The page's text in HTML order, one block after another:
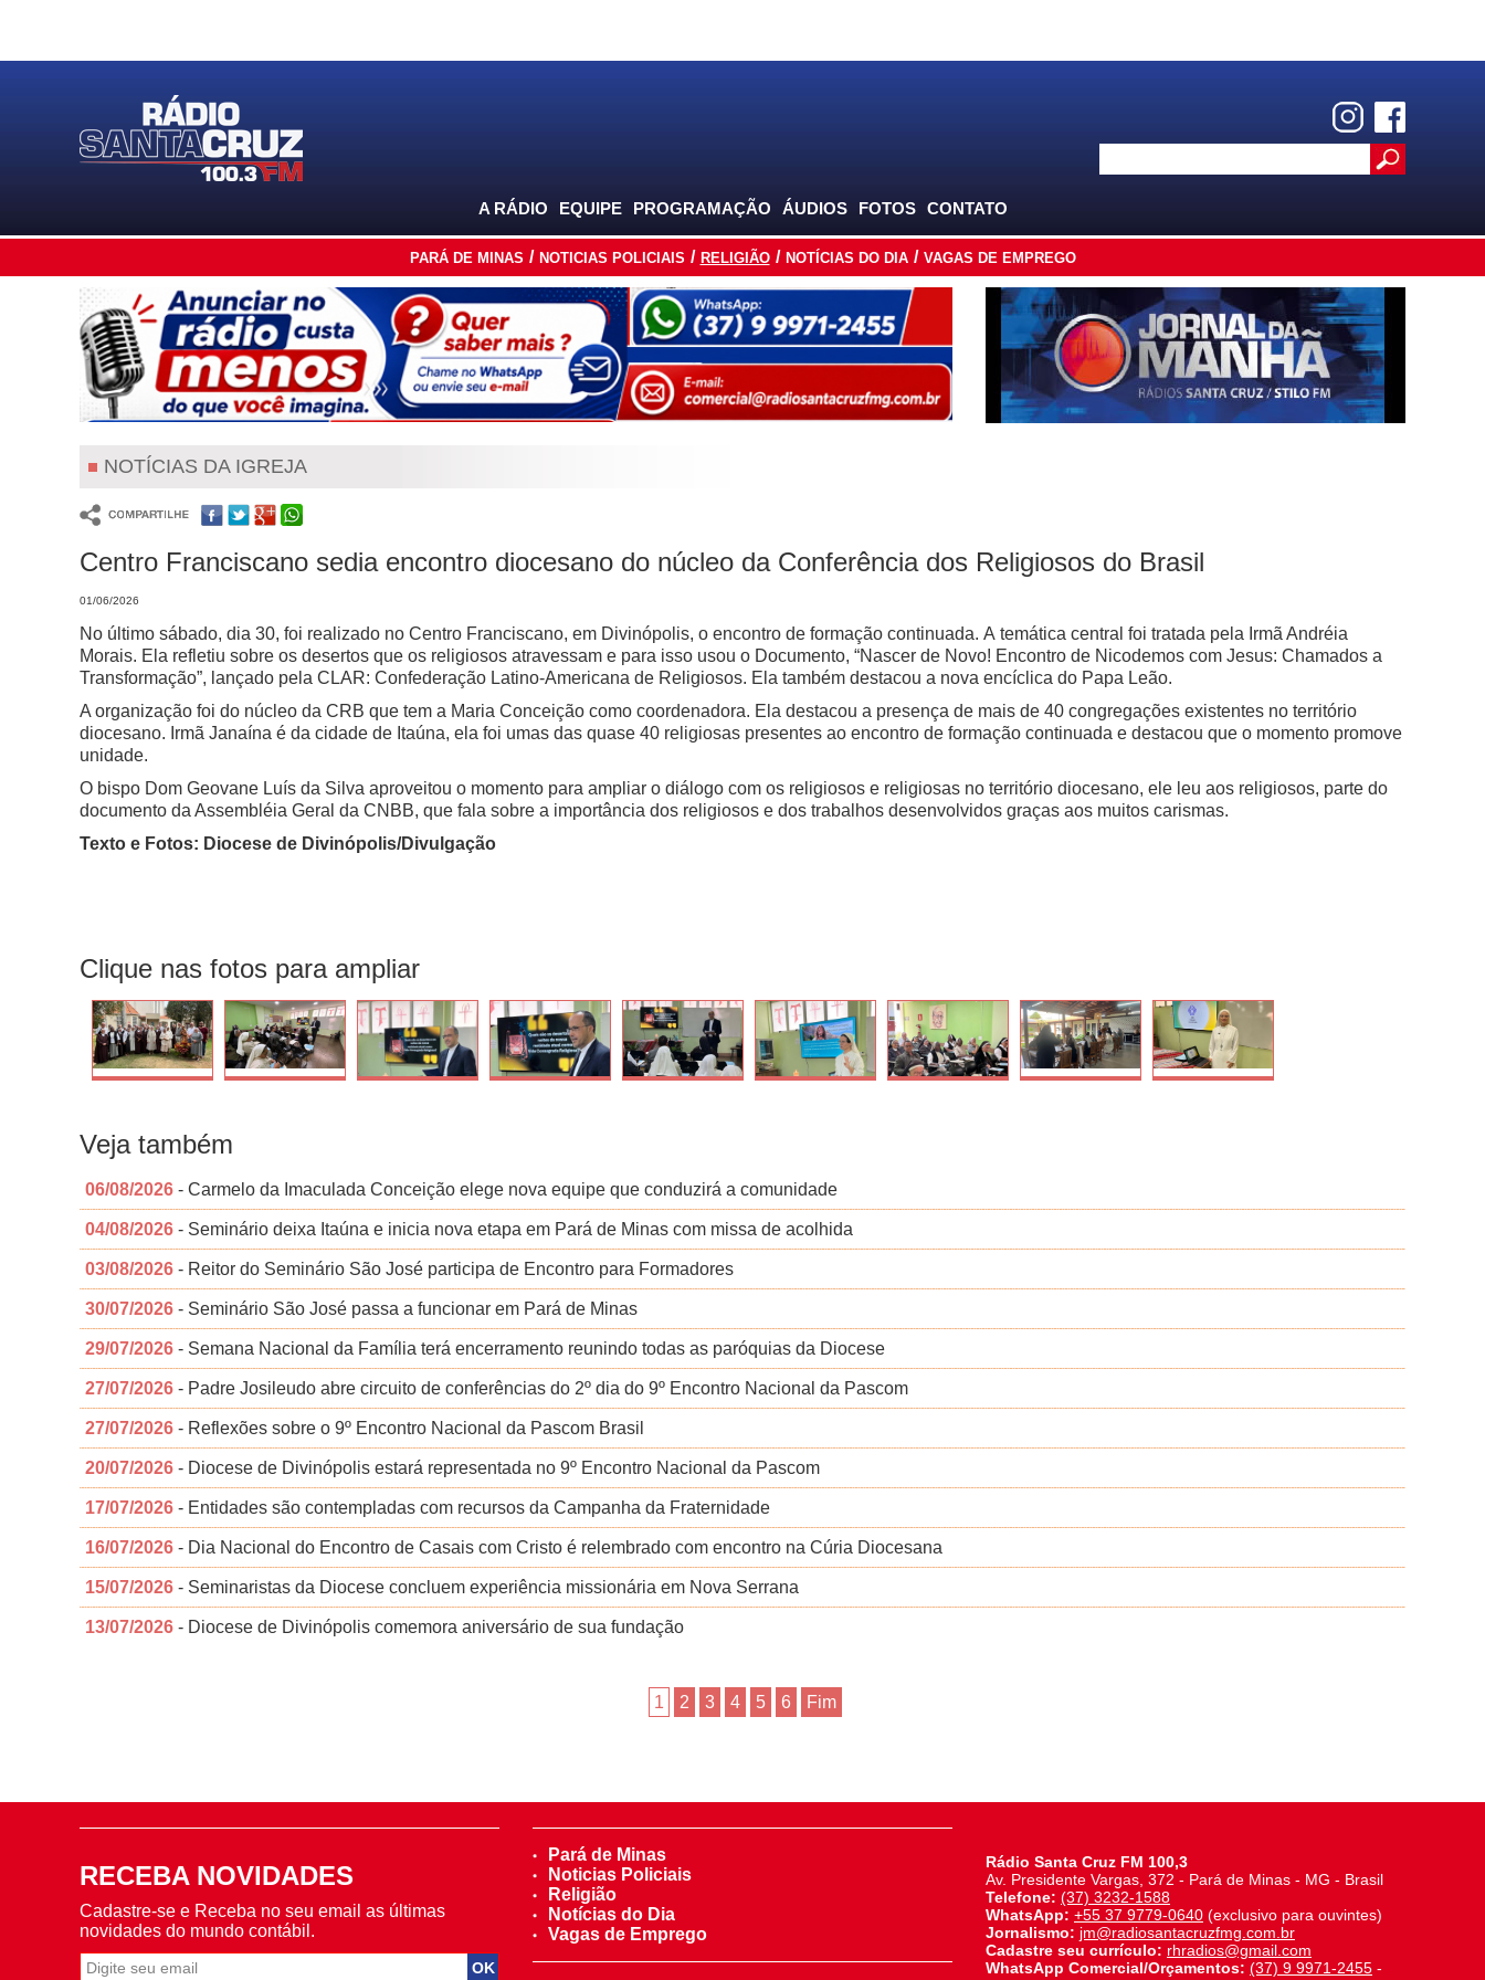
A RÁDIO EQUIPE PROGRAMAÇÃO ÁUDIOS FOTOS CONTATO
PARÁ DE MINAS NOTICIAS POLICIAIS RELIGIÃO NOTÍCIAS DO DIA VAGAS DE EMPREGO
NOTÍCIAS DA IGREJA
Centro Franciscano sedia encontro diocesano do núcleo da Conferência dos Religiosos do Brasil
01/06/2026
No último sábado, dia 30, foi realizado no Centro Franciscano, em Divinópolis, o encontro de formação continuada. A temática central foi tratada pela Irmã Andréia
Morais. Ela refletiu sobre os desertos que os religiosos atravessam e para isso usou o Documento, “Nascer de Novo! Encontro de Nicodemos com Jesus: Chamados a
Transformação”, lançado pela CLAR: Confederação Latino-Americana de Religiosos. Ela também destacou a nova encíclica do Papa Leão.
A organização foi do núcleo da CRB que tem a Maria Conceição como coordenadora. Ela destacou a presença de mais de 40 congregações existentes no território
diocesano. Irmã Janaína é da cidade de Itaúna, ela foi umas das quase 40 religiosas presentes ao encontro de formação continuada e destacou que o momento promove
unidade.
O bispo Dom Geovane Luís da Silva aproveitou o momento para ampliar o diálogo com os religiosos e religiosas no território diocesano, ele leu aos religiosos, parte do
documento da Assembléia Geral da CNBB, que fala sobre a importância dos religiosos e dos trabalhos desenvolvidos graças aos muitos carismas.
Texto e Fotos: Diocese de Divinópolis/Divulgação
Clique nas fotos para ampliar
Veja também
06/08/2026 - Carmelo da Imaculada Conceição elege nova equipe que conduzirá a comunidade
04/08/2026 - Seminário deixa Itaúna e inicia nova etapa em Pará de Minas com missa de acolhida
03/08/2026 - Reitor do Seminário São José participa de Encontro para Formadores
30/07/2026 - Seminário São José passa a funcionar em Pará de Minas
29/07/2026 - Semana Nacional da Família terá encerramento reunindo todas as paróquias da Diocese
27/07/2026 - Padre Josileudo abre circuito de conferências do 2º dia do 9º Encontro Nacional da Pascom
27/07/2026 - Reflexões sobre o 9º Encontro Nacional da Pascom Brasil
20/07/2026 - Diocese de Divinópolis estará representada no 9º Encontro Nacional da Pascom
17/07/2026 - Entidades são contempladas com recursos da Campanha da Fraternidade
16/07/2026 - Dia Nacional do Encontro de Casais com Cristo é relembrado com encontro na Cúria Diocesana
15/07/2026 - Seminaristas da Diocese concluem experiência missionária em Nova Serrana
13/07/2026 - Diocese de Divinópolis comemora aniversário de sua fundação
1 2 3 4 5 6 Fim
RECEBA NOVIDADES
Cadastre-se e Receba no seu email as últimas
novidades do mundo contábil.
Pará de Minas
Noticias Policiais
Religião
Notícias do Dia
Vagas de Emprego
Rádio Santa Cruz FM 100,3
Av. Presidente Vargas, 372 - Pará de Minas - MG - Brasil
Telefone: (37) 3232-1588
WhatsApp: +55 37 9779-0640 (exclusivo para ouvintes)
Jornalismo: jm@radiosantacruzfmg.com.br
Cadastre seu currículo: rhradios@gmail.com
WhatsApp Comercial/Orçamentos: (37) 9 9971-2455 -